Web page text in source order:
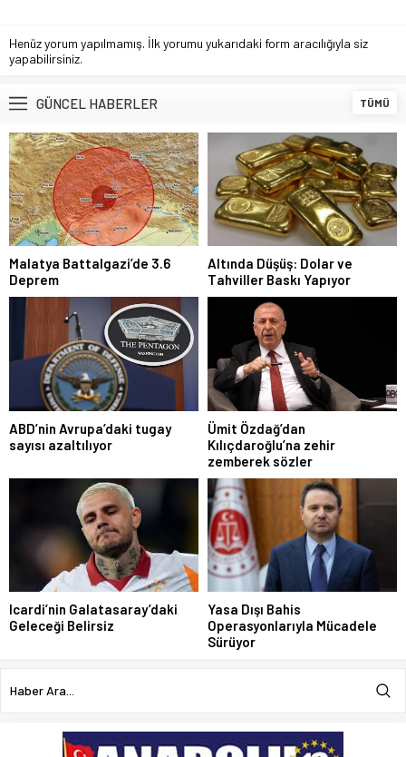
Henüz yorum yapılmamış. İlk yorumu yukarıdaki form aracılığıyla siz
yapabilirsiniz.
GÜNCEL HABERLER TÜMÜ
Malatya Battalgazi’de 3.6
Deprem
Altında Düşüş: Dolar ve
Tahviller Baskı Yapıyor
ABD’nin Avrupa’daki tugay
sayısı azaltılıyor
Ümit Özdağ’dan
Kılıçdaroğlu’na zehir
zemberek sözler
Icardi’nin Galatasaray’daki
Geleceği Belirsiz
Yasa Dışı Bahis
Operasyonlarıyla Mücadele
Sürüyor